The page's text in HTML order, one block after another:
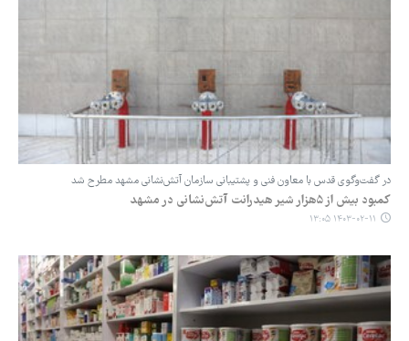
در گفت‌وگوی قدس با معاون فنی و پشتیبانی سازمان آتش‌نشانی مشهد مطرح شد
کمبود بیش از ۵هزار شیر هیدرانت آتش‌نشانی در مشهد
۱۴۰۳-۰۲-۱۱ ۱۳:۰۵